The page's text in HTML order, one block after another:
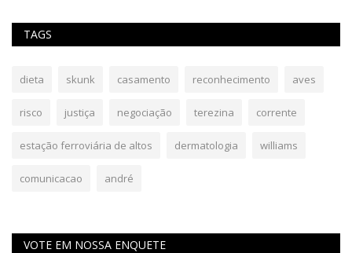
TAGS
dieta skunk casamento reconhecimento aves
risco justiça negociação terezina corrente
estação ferroviária de altos dermatologia williams
comunicacao andré
VOTE EM NOSSA ENQUETE